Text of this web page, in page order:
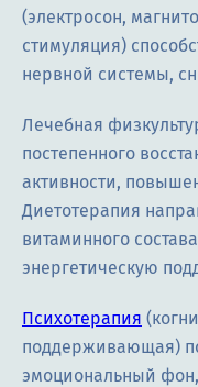
(электросон,
стимуляция)
нервной системы,
Лечебная
постепенного
активности,
Диетотерапия
витаминного
энергетическую
Психотерапия
поддерживающая)
эмоциональный